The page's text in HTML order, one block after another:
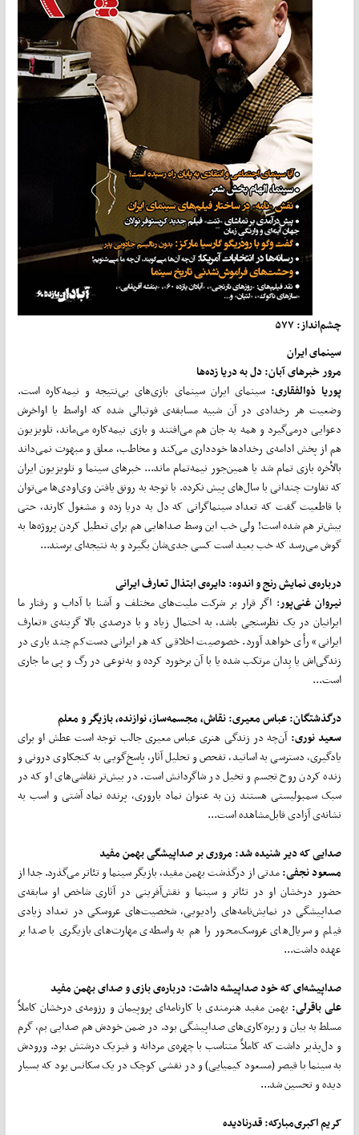
چشم‌انداز: ۵۷۷
سینمای ایران
مرور خبرهای آبان: دل به دریا زده‌ها
پوریا ذوالفقاری:سینمای ایران سینمای بازی‌های بی‌نتیجه و نیمه‌کاره است.
وضعیت هر رخدادی در آن شبیه مسابقه‌ی فوتبالی شده که اواسط یا اواخرش
دعوایی درمی‌گیرد و همه به جان هم می‌افتند و بازی نیمه‌کاره می‌ماند، تلویزیون
هم از پخش ادامه‌ی رخدادها خودداری می‌کند و مخاطب، معلق و مبهوت نمی‌داند
بالأخره بازی تمام شد یا همین‌جور نیمه‌تمام ماند... خبرهای سینما و تلویزیون ایران
که تفاوت چندانی با سال‌های پیش نکرده. با توجه به رونق یافتن وی‌اودی‌ها می‌توان
با قاطعیت گفت که تعداد سینماگرانی که دل به دریا زده و مشغول کارند، حتی
بیش‌تر هم شده است! ولی خب این وسط صداهایی هم برای تعطیل کردن پروژه‌ها به
گوش می‌رسد که خب بعید است کسی جدی‌شان بگیرد و به نتیجه‌ای برسند...
درباره‌ی نمایش رنج و اندوه: دایره‌ی ابتذال تعارف ایرانی
نیروان غنی‌پور: اگر قرار بر شرکت ملیت‌های مختلف و آشنا با آداب و رفتار ما
ایرانیان در یک نظرسنجی باشد، به احتمال زیاد و با درصدی بالا گزینه‌ی «تعارف
ایرانی» رأی خواهد آورد. خصوصیت اخلاقی که هر ایرانی دست‌کم چند باری در
زندگی‌اش یا بِدان مرتکب شده یا با آن برخورد کرده و به‌نوعی در رگ و پی ما جاری
است...
درگذشتگان: عباس معیری: نقاش، مجسمه‌ساز، نوازنده، بازیگر و معلم
سعید نوری:آن‌چه در زندگی هنری عباس معیری جالب توجه است عطش او برای
یادگیری، دسترسی به اساتید، تفحص و تحلیل آثار، پاسخ‌گویی به کنجکاوی درونی و
زنده کردن روح تجسم و تخیل در شاگردانش است. در بیش‌تر نقاشی‌های او که در
سبک سمبولیستی هستند زن به عنوان نماد باروری، پرنده نماد آشتی و اسب به
نشانه‌ی آزادی قابل‌مشاهده است...
صدایی که دیر شنیده شد: مروری بر صداپیشگی بهمن مفید
مسعود نجفی:مدتی از درگذشت بهمن مفید، بازیگر سینما و تئاتر می‌گذرد. جدا از
حضور درخشان او در تئاتر و سینما و نقش‌آفرینی در آثاری شاخص او سابقه‌ی
صداپیشگی در نمایش‌نامه‌های رادیویی، شخصیت‌های عروسکی در تعداد زیادی
فیلم و سریال‌های عروسک‌محور را هم به واسطه‌ی مهارت‌های بازیگری با صدا بر
عهده داشت...
صداپیشه‌ای که خود صداپیشه داشت: درباره‌ی بازی و صدای بهمن مفید
علی باقرلی:بهمن مفید هنرمندی با کارنامه‌ای پروپیمان و رزومه‌ی درخشان کاملاً
مسلط به بیان و ریزه‌کاری‌های صداپیشگی بود. در ضمن خودش هم صدایی بم، گرم
و دل‌پذیر داشت که کاملاً متناسب با چهره‌ی مردانه و فیزیک درشتش بود. ورودش
به سینما با قیصر (مسعود کیمیایی) و در نقشی کوچک در یک سکانس بود که بسیار
دیده و تحسین شد...
کریم اکبری‌مبارکه: قدرنادیده